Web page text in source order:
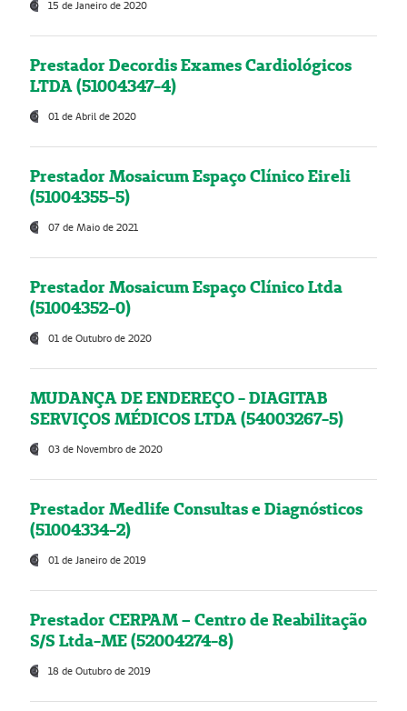
15 de Janeiro de 2020
Prestador Decordis Exames Cardiológicos
LTDA (51004347-4)
01 de Abril de 2020
Prestador Mosaicum Espaço Clínico Eireli
(51004355-5)
07 de Maio de 2021
Prestador Mosaicum Espaço Clínico Ltda
(51004352-0)
01 de Outubro de 2020
MUDANÇA DE ENDEREÇO - DIAGITAB
SERVIÇOS MÉDICOS LTDA (54003267-5)
03 de Novembro de 2020
Prestador Medlife Consultas e Diagnósticos
(51004334-2)
01 de Janeiro de 2019
Prestador CERPAM – Centro de Reabilitação
S/S Ltda-ME (52004274-8)
18 de Outubro de 2019